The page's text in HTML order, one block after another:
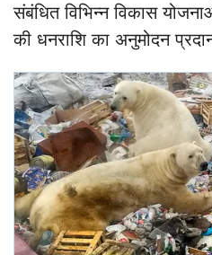
संबंधित विभिन्न विकास
की धनराशि का अनुमोदन